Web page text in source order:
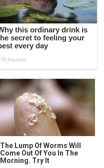
The Lump Of Worms Will
Come Out Of You In The
Morning. Try It